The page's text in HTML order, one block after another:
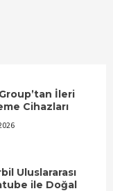
İleri
Cihazları
Uluslararası
ile Doğal